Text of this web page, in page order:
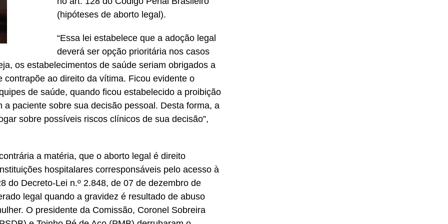
(hipóteses de aborto legal).
“Essa lei estabelece que a adoção legal
deverá ser opção prioritária nos casos
os estabelecimentos de saúde seriam obrigados a
ao direito da vítima. Ficou evidente o
de saúde, quando ficou estabelecido a proibição
paciente sobre sua decisão pessoal. Desta forma, a
sobre possíveis riscos clínicos de sua decisão”,
a matéria, que o aborto legal é direito
hospitalares corresponsáveis pelo acesso à
do Decreto-Lei n.º 2.848, de 07 de dezembro de
legal quando a gravidez é resultado de abuso
O presidente da Comissão, Coronel Sobreira